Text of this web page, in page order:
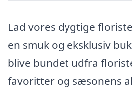
Lad vores dygtige
en smuk og eksklusiv
blive bundet udfra
favoritter og sæsonens